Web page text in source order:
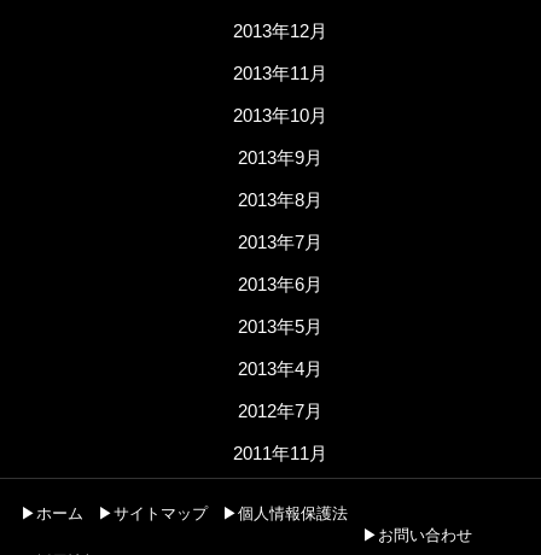
2013年12月
2013年11月
2013年10月
2013年9月
2013年8月
2013年7月
2013年6月
2013年5月
2013年4月
2012年7月
2011年11月
▶ホーム ▶サイトマップ
▶個人情報保護法
▶お問い合わせ